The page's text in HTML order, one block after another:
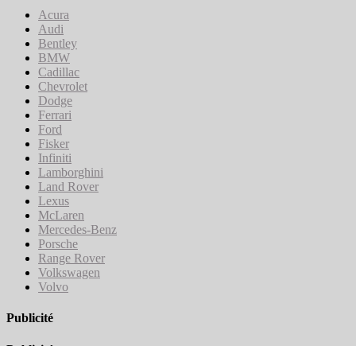
Acura
Audi
Bentley
BMW
Cadillac
Chevrolet
Dodge
Ferrari
Ford
Fisker
Infiniti
Lamborghini
Land Rover
Lexus
McLaren
Mercedes-Benz
Porsche
Range Rover
Volkswagen
Volvo
Publicité